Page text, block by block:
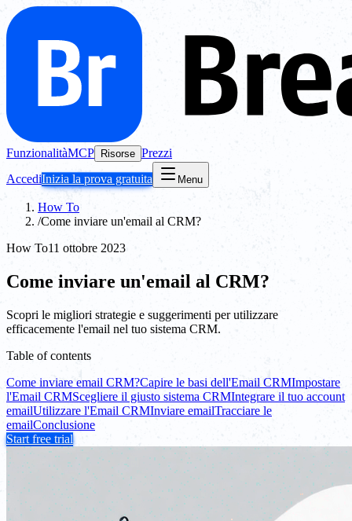
FunzionalitàMCP Risorse Prezzi
AccediInizia la prova gratuita Menu
How To
/Come inviare un'email al CRM?
How To11 ottobre 2023
Come inviare un'email al CRM?
Scopri le migliori strategie e suggerimenti per utilizzare
efficacemente l'email nel tuo sistema CRM.
Table of contents
Come inviare email CRM?Capire le basi dell'Email CRMImpostare
l'Email CRMScegliere il giusto sistema CRMIntegrare il tuo account
emailUtilizzare l'Email CRMInviare emailTracciare le
emailConclusione
Start free trial